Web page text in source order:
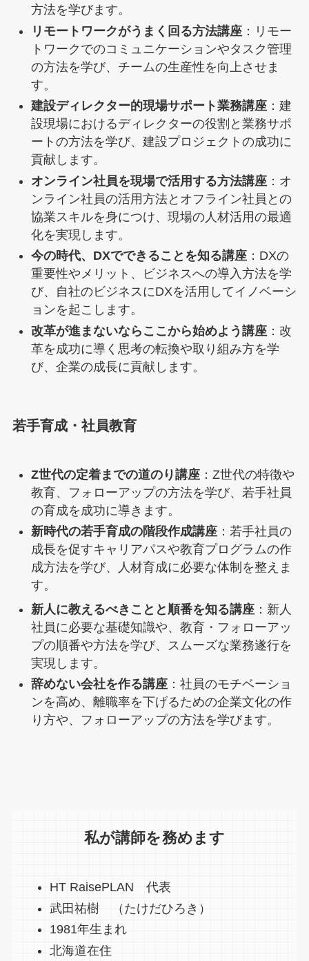
方法を学びます。
リモートワークがうまく回る方法講座：リモー
トワークでのコミュニケーションやタスク管理
の方法を学び、チームの生産性を向上させま
す。
建設ディレクター的現場サポート業務講座：建
設現場におけるディレクターの役割と業務サポ
ートの方法を学び、建設プロジェクトの成功に
貢献します。
オンライン社員を現場で活用する方法講座：オ
ンライン社員の活用方法とオフライン社員との
協業スキルを身につけ、現場の人材活用の最適
化を実現します。
今の時代、DXでできることを知る講座：DXの
重要性やメリット、ビジネスへの導入方法を学
び、自社のビジネスにDXを活用してイノベーシ
ョンを起こします。
改革が進まないならここから始めよう講座：改
革を成功に導く思考の転換や取り組み方を学
び、企業の成長に貢献します。
若手育成・社員教育
Z世代の定着までの道のり講座：Z世代の特徴や
教育、フォローアップの方法を学び、若手社員
の育成を成功に導きます。
新時代の若手育成の階段作成講座：若手社員の
成長を促すキャリアパスや教育プログラムの作
成方法を学び、人材育成に必要な体制を整えま
す。
新人に教えるべきことと順番を知る講座：新人
社員に必要な基礎知識や、教育・フォローアッ
プの順番や方法を学び、スムーズな業務遂行を
実現します。
辞めない会社を作る講座：社員のモチベーショ
ンを高め、離職率を下げるための企業文化の作
り方や、フォローアップの方法を学びます。
私が講師を務めます
HT RaisePLAN 代表
武田祐樹 （たけだひろき）
1981年生まれ
北海道在住